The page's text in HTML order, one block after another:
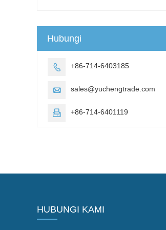
Hubungi
 +86-714-6403185
 sales@yuchengtrade.com
 +86-714-6401119
HUBUNGI KAMI